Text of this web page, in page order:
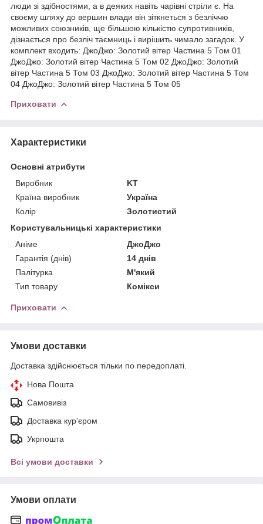
люди зі здібностями, а в деяких навіть чарівні стріли є. На
своєму шляху до вершин влади він зіткнеться з безліччю
можливих союзників, ще більшою кількістю супротивників,
дізнається про безліч таємниць і вирішить чимало загадок. У
комплект входить: ДжоДжо: Золотий вітер Частина 5 Том 01
ДжоДжо: Золотий вітер Частина 5 Том 02 ДжоДжо: Золотий
вітер Частина 5 Том 03 ДжоДжо: Золотий вітер Частина 5 Том
04 ДжоДжо: Золотий вітер Частина 5 Том 05
Приховати
Характеристики
Основні атрибути
Виробник
KT
Країна виробник
Україна
Колір
Золотистий
Користувальницькі характеристики
Аніме
ДжоДжо
Гарантія (днів)
14 днів
Палітурка
М'який
Тип товару
Комікси
Приховати
Умови доставки
Доставка здійснюється тільки по передоплаті.
Нова Пошта
Самовивіз
Доставка кур'єром
Укрпошта
Всі умови доставки
Умови оплати